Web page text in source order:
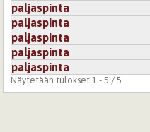
paljaspinta
paljaspinta
paljaspinta
paljaspinta
paljaspinta
Näytetään tulokset 1 - 5 / 5